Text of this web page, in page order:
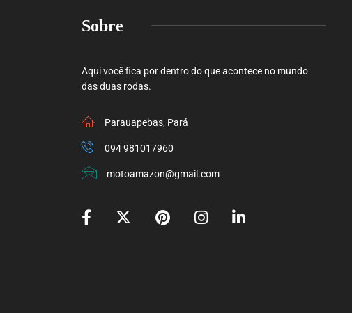
Sobre
Aqui você fica por dentro do que acontece no mundo
das duas rodas.
Parauapebas, Pará
094 981017960
motoamazon@gmail.com